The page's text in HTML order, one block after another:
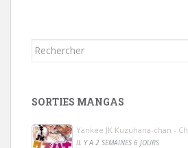
Rechercher...
SORTIES MANGAS
Yankee JK Kuzuhana-chan -
IL Y A 2 SEMAINES 6 JOURS